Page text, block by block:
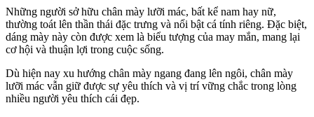
Những người sở hữu chân mày lưỡi mác, bất kể nam hay nữ,
thường toát lên thần thái đặc trưng và nổi bật cá tính riêng. Đặc biệt,
dáng mày này còn được xem là biểu tượng của may mắn, mang lại
cơ hội và thuận lợi trong cuộc sống.
Dù hiện nay xu hướng chân mày ngang đang lên ngôi, chân mày
lưỡi mác vẫn giữ được sự yêu thích và vị trí vững chắc trong lòng
nhiều người yêu thích cái đẹp.